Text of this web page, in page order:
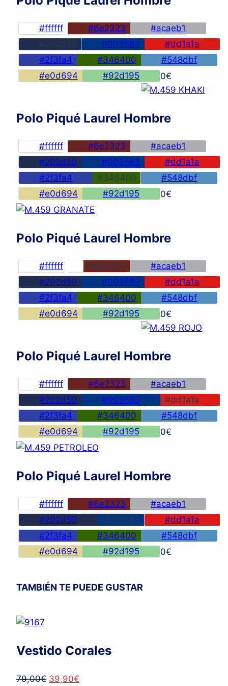
#ffffff #6e2323
#acaeb1
#003583
#dd1a1a
#2f3fa4
#346400
#548dbf
#e0d694
#92d195 45,00€
Polo Piqué Laurel Hombre
#ffffff #6e2323
#acaeb1
#202d50
#003583
#dd1a1a
#2f3fa4
#346400
#548dbf
#e0d694
#92d195 45,00€
Polo Piqué Laurel Hombre
#ffffff #6e2323
#acaeb1
#202d50
#003583
#dd1a1a
#2f3fa4
#346400
#548dbf
#e0d694
#92d195 45,00€
Polo Piqué Laurel Hombre
#ffffff #6e2323
#acaeb1
#202d50
#003583
#dd1a1a
#2f3fa4
#346400
#548dbf
#e0d694
#92d195 45,00€
Polo Piqué Laurel Hombre
#ffffff #6e2323
#acaeb1
#202d50
#003583
#dd1a1a
#2f3fa4
#346400
#548dbf
#e0d694
#92d195 45,00€
TAMBIÉN TE PUEDE GUSTAR
Vestido Corales
79,00€ El
39,90€